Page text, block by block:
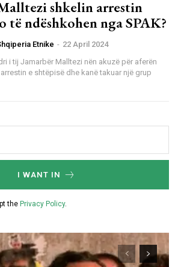
shkelin arrestin
të ndëshkohen nga SPAK?
Etnike - 22 April 2024
i tij Jamarbër Malltezi nën akuzë për aferën
e shtëpisë dhe kanë takuar një grup
I WANT IN
the Privacy Policy.